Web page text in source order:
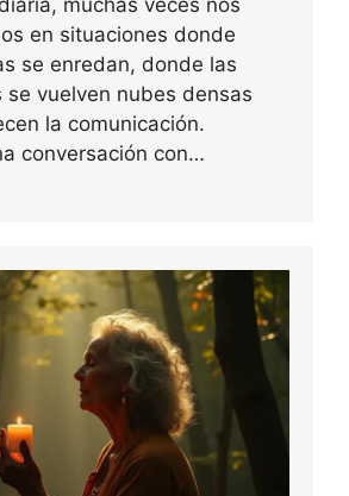
en situaciones donde
se enredan, donde las
se vuelven nubes densas
la comunicación.
conversación con…